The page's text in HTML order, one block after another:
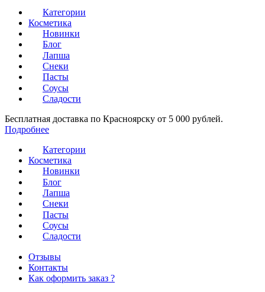
Категории
Косметика
Новинки
Блог
Лапша
Снеки
Пасты
Соусы
Сладости
Бесплатная доставка по Красноярску от 5 000 рублей.
Подробнее
Категории
Косметика
Новинки
Блог
Лапша
Снеки
Пасты
Соусы
Сладости
Отзывы
Контакты
Как оформить заказ ?